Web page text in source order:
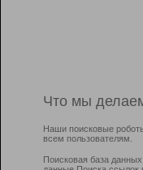
Что мы
Наши поисковые
всем пользователям.
Поисковая база